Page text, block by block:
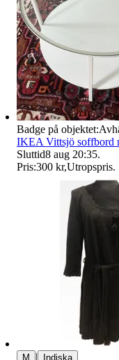
Badge på objektet:
IKEA Vittsjö soffbord
Sluttid8 aug 20:35.
Pris:300 kr,Utropspris.
M | Indiska